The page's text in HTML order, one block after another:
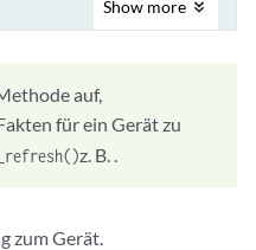
Show more
auf,
für ein Gerät zu
z. B. .
zum Gerät.